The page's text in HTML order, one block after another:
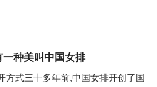
种美叫中国女排
方式三十多年前,中国女排开创了国